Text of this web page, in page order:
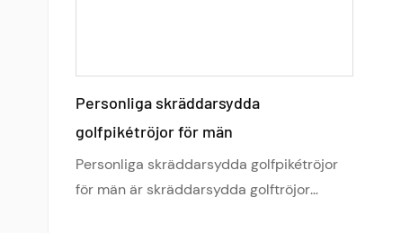
Personliga skräddarsydda
golfpikétröjor för män
Personliga skräddarsydda golfpikétröjor
för män är skräddarsydda golftröjor